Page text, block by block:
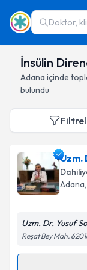
Doktor,
İnsülin
Adana içinde
bulundu
Uzm.
Adana
Uzm. Dr. Yusuf
Reşat Bey Mah.